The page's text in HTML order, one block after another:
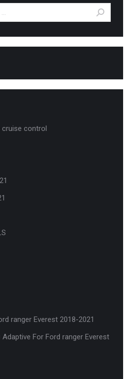
cruise control
ranger Everest 2018-2021
Adaptive For Ford ranger Everest